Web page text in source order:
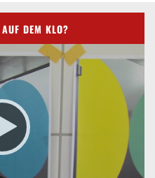
DEM KLO?